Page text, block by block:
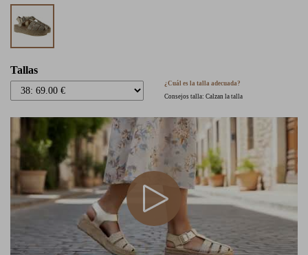
Tallas
¿Cuál es la talla adecuada?
Consejos talla: Calzan la talla